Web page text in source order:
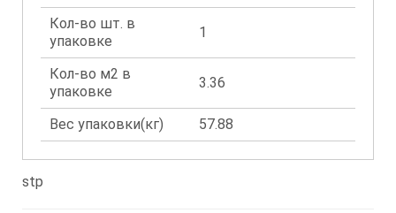
Кол-во шт. в
упаковке
1
Кол-во м2 в
упаковке
3.36
Вес упаковки(кг) 57.88
stp